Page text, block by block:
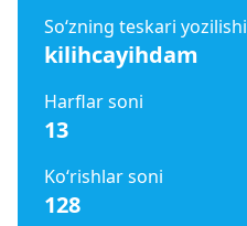
So‘zning teskari yozilishi
kilihcayihdam
Harflar soni
13
Ko‘rishlar soni
128